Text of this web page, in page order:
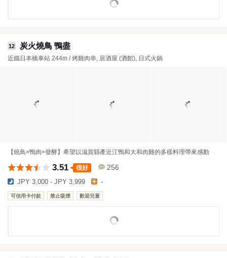
12 炭火燒鳥 鴨盡
近鐵日本橋車站 244m / 烤雞肉串, 居酒屋 (酒館), 日式火鍋
【燒鳥×鴨肉×發酵】希望以滋賀縣產近江鴨和大和肉雞的多樣料理帶來感動
3.51 很好 256
JPY 3,000 - JPY 3,999 -
可信用卡付款 禁止吸煙 歡迎兒童